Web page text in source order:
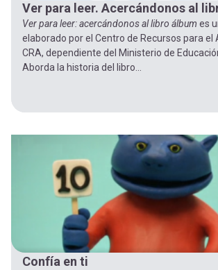
entrar
mi
cuenta
Ver para leer. Acercándonos al
Ver para leer: acercándonos al libro álbum es
elaborado por el Centro de Recursos para el
CRA, dependiente del Ministerio de
Aborda la historia del libro...
Confía en ti